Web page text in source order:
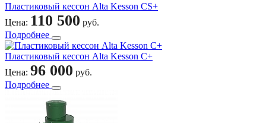
Пластиковый кессон Alta Kesson СS+
Цена: 110 500 руб.
Подробнее
Пластиковый кессон Alta Kesson С+
Цена: 96 000 руб.
Подробнее